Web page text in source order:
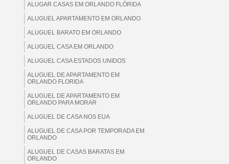
ALUGAR CASAS EM ORLANDO FLÓRIDA
ALUGUEL APARTAMENTO EM ORLANDO
ALUGUEL BARATO EM ORLANDO
ALUGUEL CASA EM ORLANDO
ALUGUEL CASA ESTADOS UNIDOS
ALUGUEL DE APARTAMENTO EM
ORLANDO FLORIDA
ALUGUEL DE APARTAMENTO EM
ORLANDO PARA MORAR
ALUGUEL DE CASA NOS EUA
ALUGUEL DE CASA POR TEMPORADA EM
ORLANDO
ALUGUEL DE CASAS BARATAS EM
ORLANDO